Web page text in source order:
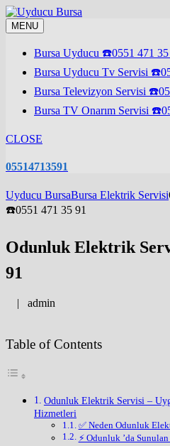
Skip
to
content
MENU
Bursa Uyducu ☎️0551 471
Bursa Uyducu Tv Servisi
Bursa Televizyon Servisi
Bursa TV Onarım Servisi
CLOSE
05514713591
Uyducu BursaBursa Elektrik Servisi
☎️0551 471 35 91
Odunluk Elektrik
91
| admin
Table of Contents
Odunluk Elektrik Servisi –
Hizmetleri
✅ Neden Odunluk
⚡ Odunluk ’da